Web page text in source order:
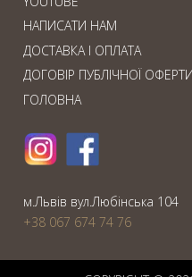
НАПИСАТИ НАМ
ДОСТАВКА І ОПЛАТА
ДОГОВІР ПУБЛІЧНОЇ ОФЕРТИ
ГОЛОВНА
м.Львiв вул.Любiнська 104
+38 067 674 74 76